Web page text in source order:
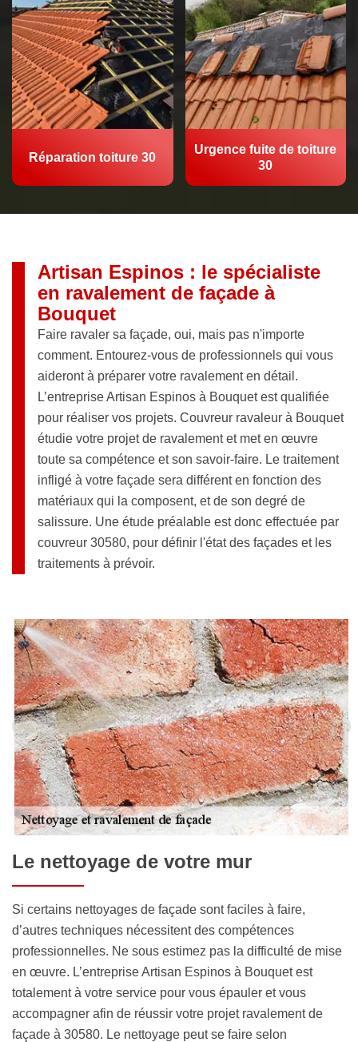
Réparation toiture 30
Urgence fuite de toiture
30
Artisan Espinos : le spécialiste
en ravalement de façade à
Bouquet
Faire ravaler sa façade, oui, mais pas n'importe
comment. Entourez-vous de professionnels qui vous
aideront à préparer votre ravalement en détail.
L’entreprise Artisan Espinos à Bouquet est qualifiée
pour réaliser vos projets. Couvreur ravaleur à Bouquet
étudie votre projet de ravalement et met en œuvre
toute sa compétence et son savoir-faire. Le traitement
infligé à votre façade sera différent en fonction des
matériaux qui la composent, et de son degré de
salissure. Une étude préalable est donc effectuée par
couvreur 30580, pour définir l'état des façades et les
traitements à prévoir.
Le nettoyage de votre mur
Si certains nettoyages de façade sont faciles à faire,
d’autres techniques nécessitent des compétences
professionnelles. Ne sous estimez pas la difficulté de mise
en œuvre. L’entreprise Artisan Espinos à Bouquet est
totalement à votre service pour vous épauler et vous
accompagner afin de réussir votre projet ravalement de
façade à 30580. Le nettoyage peut se faire selon